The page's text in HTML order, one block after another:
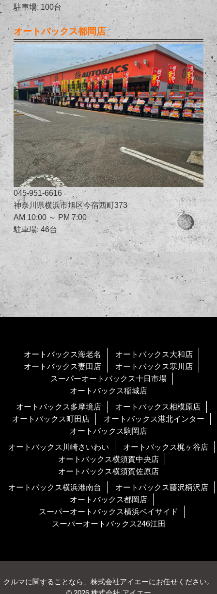
駐車場: 100台
オートバックス都岡店
045-951-6616
神奈川県横浜市旭区今宿西町373
AM 10:00 ～ PM 7:00
駐車場: 46台
オートバックス海老名
オートバックス大和店
オートバックス妻田店
オートバックス寒川店
スーパーオートバックス十日市場
オートバックス稲城店
オートバックス多摩境店
オートバックス相模原店
オートバックス町田店
オートバックス港北インター
オートバックス駒岡店
オートバックス川崎さいわい
オートバックス梶ヶ谷店
オートバックス横須賀中央店
オートバックス横須賀佐原店
オートバックス横浜港南台
オートバックス藤沢柄沢店
オートバックス都岡店
スーパーオートバックス横浜ベイサイド
スーパーオートバックス246江田
クルマに関することなら、株式会社アイエーにお任せください。